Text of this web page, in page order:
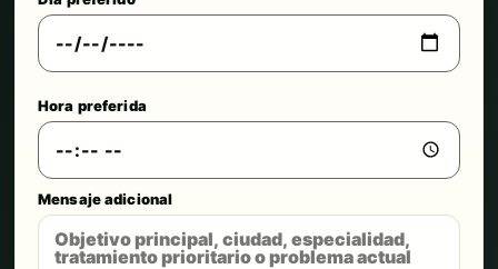
Hora preferida
Mensaje adicional